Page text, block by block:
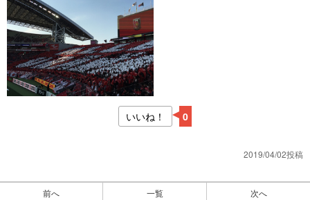
いいね！ 0
2019/04/02投稿
前へ 一覧 次へ